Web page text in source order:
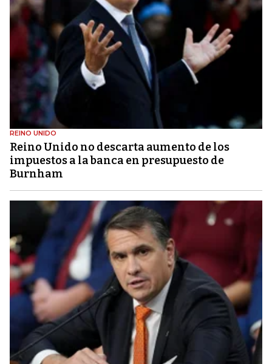
REINO UNIDO
Reino Unido no descarta aumento de los
impuestos a la banca en presupuesto de
Burnham